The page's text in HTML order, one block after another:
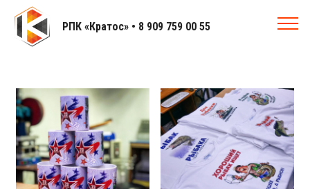
РПК «Кратос» • 8 909 759 00 55